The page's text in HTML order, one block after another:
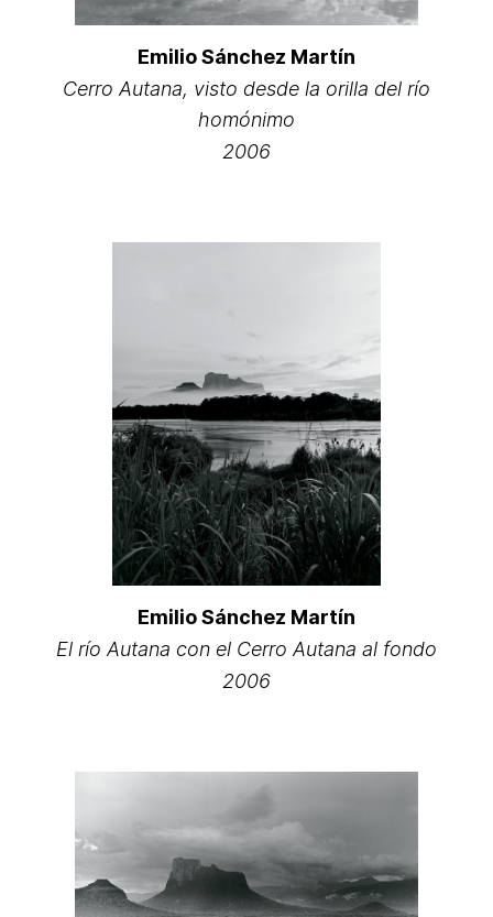
Emilio Sánchez Martín
Cerro Autana, visto desde la orilla del río
homónimo
2006
Emilio Sánchez Martín
El río Autana con el Cerro Autana al fondo
2006